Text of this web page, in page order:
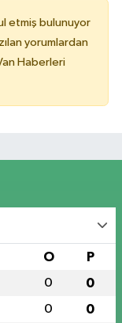
etmiş bulunuyor
yorumlardan
Haberleri
O P
0 0
0 0